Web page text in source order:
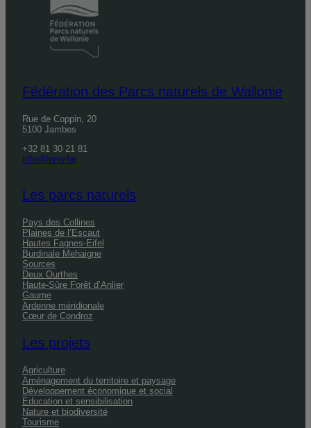
Fédération des Parcs naturels de Wallonie
Rue de Coppin, 20
5100 Jambes
+32 81 30 21 81
info@fpnw.be
Les parcs naturels
Pays des Collines
Plaines de l’Escaut
Hautes Fagnes-Eifel
Burdinale Mehaigne
Sources
Deux Ourthes
Haute-Sûre Forêt d’Anlier
Gaume
Ardenne méridionale
Cœur de Condroz
Les projets
Agriculture
Aménagement du territoire et paysage
Développement économique et social
Education et sensibilisation
Nature et biodiversité
Tourisme